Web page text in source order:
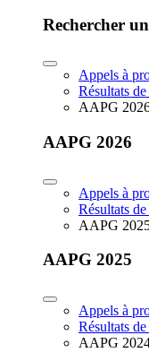
Rechercher
Appels à
Résultats
AAPG
AAPG 2026
Appels à
Résultats
AAPG
AAPG 2025
Appels à
Résultats
AAPG